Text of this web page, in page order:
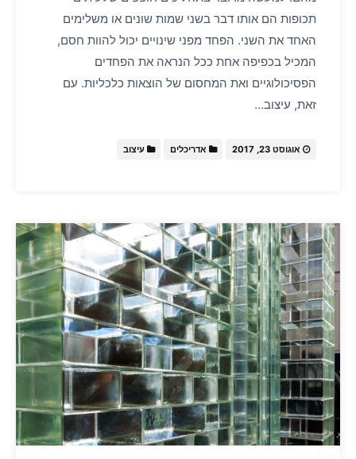
תכופות הם אותו דבר בשני שמות שונים או משלימים
האחד את השני. הפחד מפני שינויים יכול להוות חסם,
המכיל בכפיפה אחת ככל הנראה את הפחדים
הפסיכולוגיים ואת המחסום של הוצאות כלכליות. עם
זאת, עיצוב…
אוגוסט 23, 2017 אדריכלים עיצוב